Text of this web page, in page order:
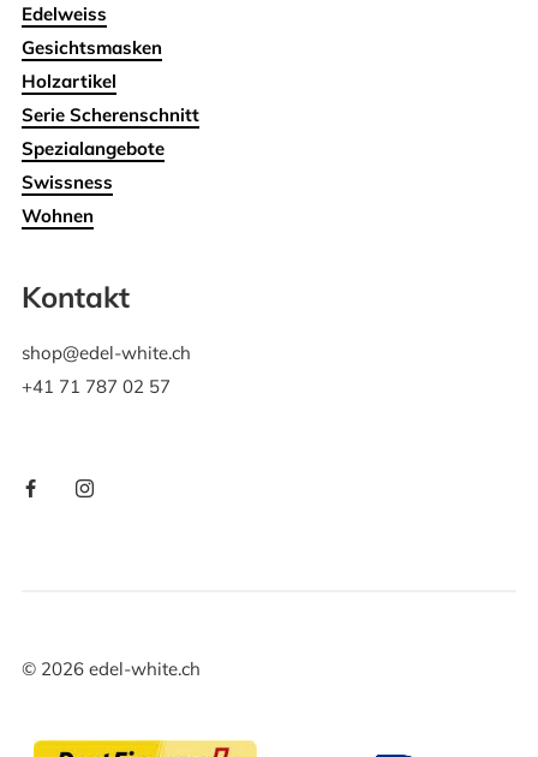
Edelweiss
Gesichtsmasken
Holzartikel
Serie Scherenschnitt
Spezialangebote
Swissness
Wohnen
Kontakt
shop@edel-white.ch
+41 71 787 02 57
© 2026edel-white.ch